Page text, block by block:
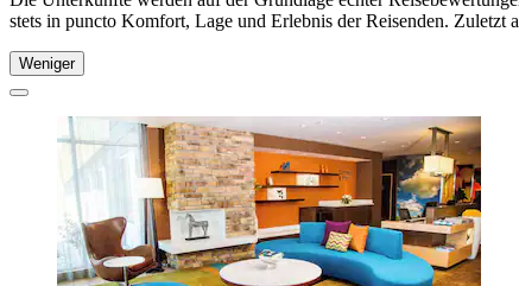
stets in puncto Komfort, Lage und Erlebnis der Reisenden. Zuletzt
Weniger